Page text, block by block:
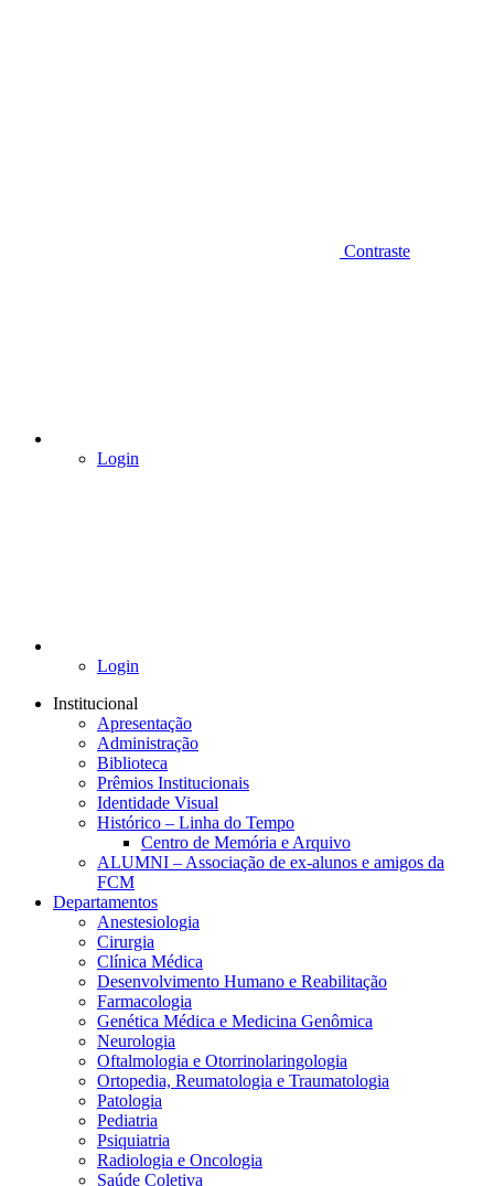
Contraste
Login
Login
Institucional
Apresentação
Administração
Biblioteca
Prêmios Institucionais
Identidade Visual
Histórico – Linha do Tempo
Centro de Memória e Arquivo
ALUMNI – Associação de ex-alunos e amigos da
FCM
Departamentos
Anestesiologia
Cirurgia
Clínica Médica
Desenvolvimento Humano e Reabilitação
Farmacologia
Genética Médica e Medicina Genômica
Neurologia
Oftalmologia e Otorrinolaringologia
Ortopedia, Reumatologia e Traumatologia
Patologia
Pediatria
Psiquiatria
Radiologia e Oncologia
Saúde Coletiva